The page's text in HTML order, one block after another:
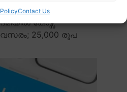
Contact Us
കോഴ്സ്
25,000 രൂപ